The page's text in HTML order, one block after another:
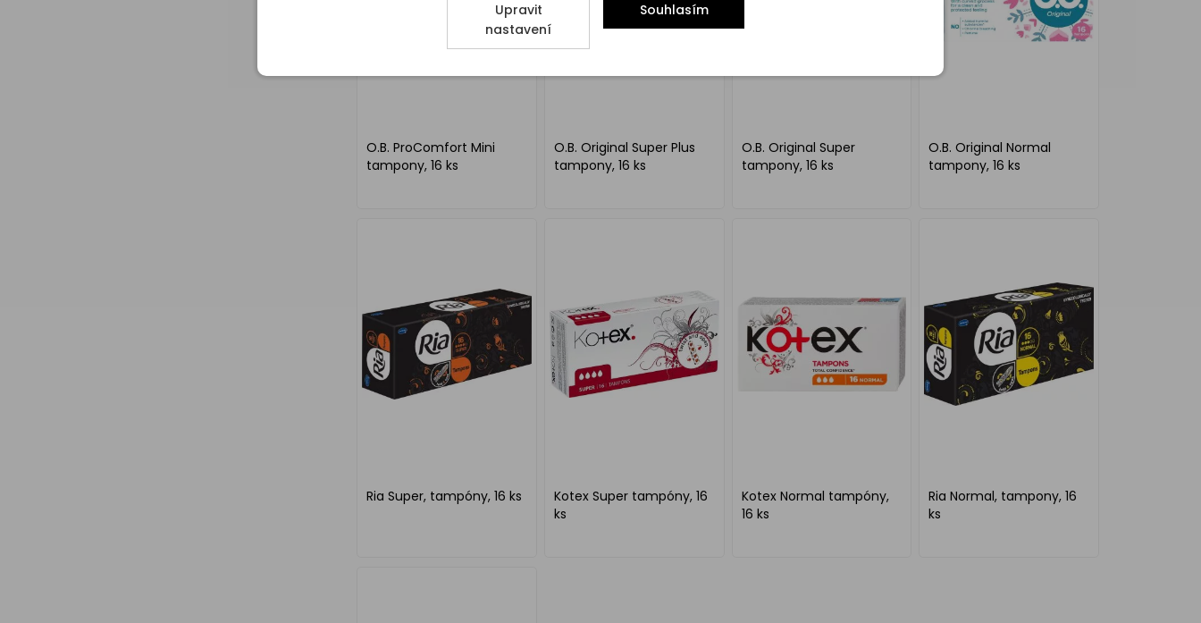
O.B. ProComfort Mini
tampony, 16 ks
O.B. Original Super Plus
tampony, 16 ks
O.B. Original Super
tampony, 16 ks
O.B. Original Normal
tampony, 16 ks
Ria Super, tampóny, 16 ks
Kotex Super tampóny, 16
ks
Kotex Normal tampóny,
16 ks
Ria Normal, tampony, 16
ks
Upravit
nastavení
Souhlasím